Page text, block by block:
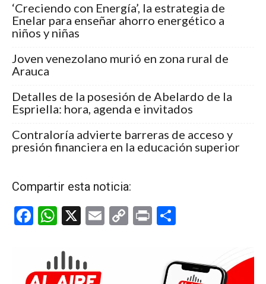
‘Creciendo con Energía’, la estrategia de
Enelar para enseñar ahorro energético a
niños y niñas
Joven venezolano murió en zona rural de
Arauca
Detalles de la posesión de Abelardo de la
Espriella: hora, agenda e invitados
Contraloría advierte barreras de acceso y
presión financiera en la educación superior
Compartir esta noticia:
F
b
W
at
s
X
E
C
Pr
p